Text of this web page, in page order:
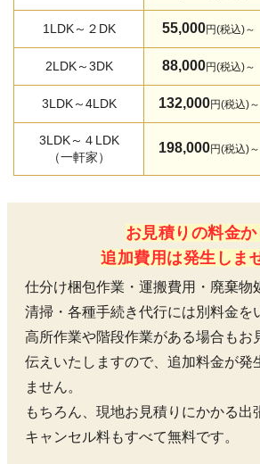
1LDK～２DK 55,000円(税込)～
2LDK～3DK 88,000円(税込)～
3LDK～4LDK 132,000円(税込)～
3LDK～４LDK
（一軒家）
198,000円(税込)～
お見積りの料金か
追加費用は発生しま
仕分け梱包作業・運搬費用・廃棄物
清掃・各種手続き代行には別料金を
高所作業や階段作業がある場合もお
伝えいたしますので、追加料金が発
ません。
もちろん、現地お見積りにかかる出
キャンセル料もすべて無料です。